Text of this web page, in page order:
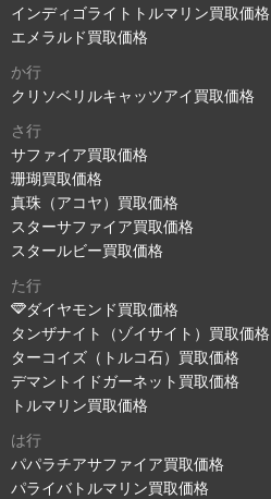
インディゴライトトルマリン買取価格
エメラルド買取価格
か行
クリソベリルキャッツアイ買取価格
さ行
サファイア買取価格
珊瑚買取価格
真珠（アコヤ）買取価格
スターサファイア買取価格
スタールビー買取価格
た行
ダイヤモンド買取価格
タンザナイト（ゾイサイト）買取価格
ターコイズ（トルコ石）買取価格
デマントイドガーネット買取価格
トルマリン買取価格
は行
パパラチアサファイア買取価格
パライバトルマリン買取価格